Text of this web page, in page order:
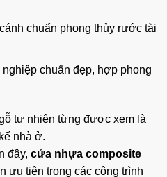
chuẩn phong thủy rước tài
chuẩn đẹp, hợp phong
tự nhiên từng được xem là
nhà ở.
đây, cửa nhựa composite
ưu tiên trong các công trình